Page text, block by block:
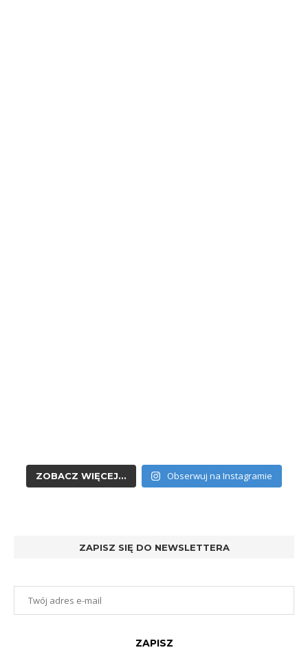
ZOBACZ WIĘCEJ... Obserwuj na Instagramie
ZAPISZ SIĘ DO NEWSLETTERA